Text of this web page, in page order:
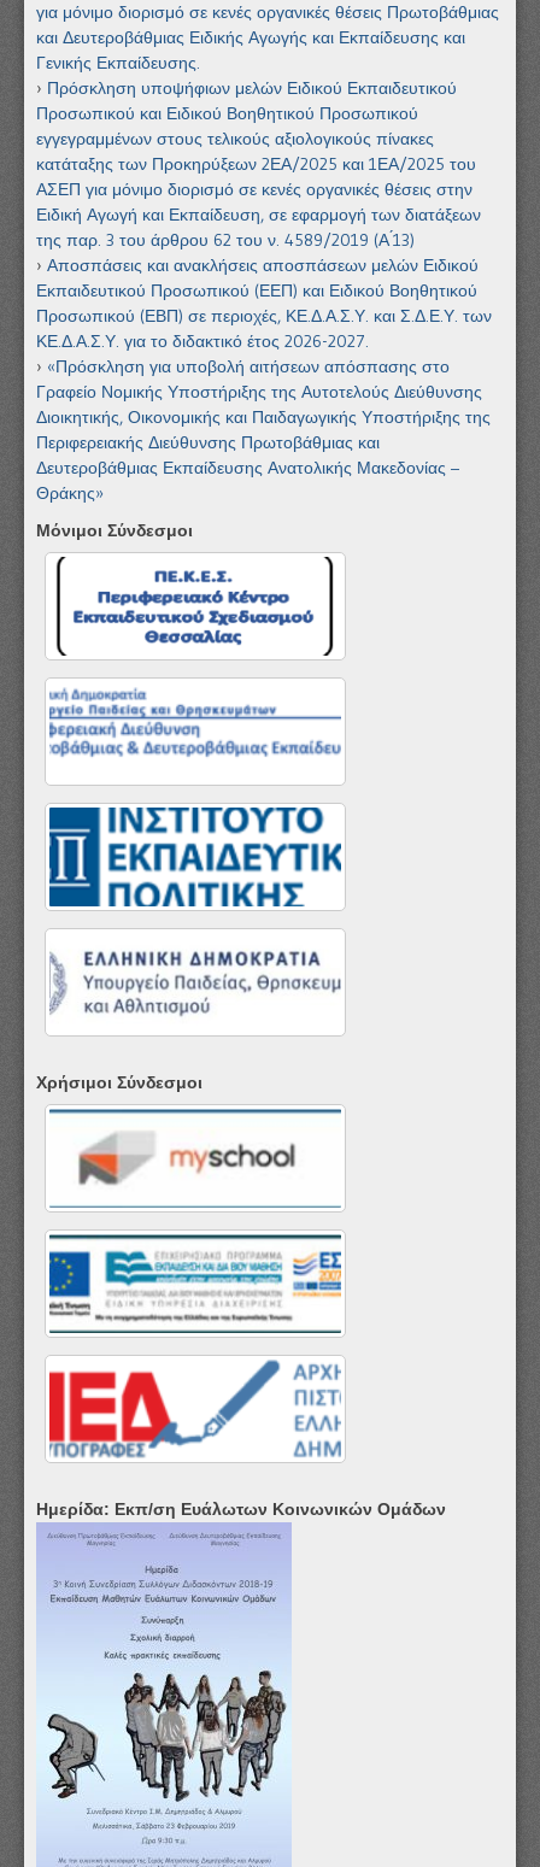
για μόνιμο διορισμό σε κενές οργανικές θέσεις Πρωτοβάθμιας
και Δευτεροβάθμιας Ειδικής Αγωγής και Εκπαίδευσης και
Γενικής Εκπαίδευσης.
Πρόσκληση υποψήφιων μελών Ειδικού Εκπαιδευτικού
Προσωπικού και Ειδικού Βοηθητικού Προσωπικού
εγγεγραμμένων στους τελικούς αξιολογικούς πίνακες
κατάταξης των Προκηρύξεων 2ΕΑ/2025 και 1ΕΑ/2025 του
ΑΣΕΠ για μόνιμο διορισμό σε κενές οργανικές θέσεις στην
Ειδική Αγωγή και Εκπαίδευση, σε εφαρμογή των διατάξεων
της παρ. 3 του άρθρου 62 του ν. 4589/2019 (Α ́13)
Αποσπάσεις και ανακλήσεις αποσπάσεων μελών Ειδικού
Εκπαιδευτικού Προσωπικού (ΕΕΠ) και Ειδικού Βοηθητικού
Προσωπικού (ΕΒΠ) σε περιοχές, ΚΕ.Δ.Α.Σ.Υ. και Σ.Δ.Ε.Υ. των
ΚΕ.Δ.Α.Σ.Υ. για το διδακτικό έτος 2026-2027.
«Πρόσκληση για υποβολή αιτήσεων απόσπασης στο
Γραφείο Νομικής Υποστήριξης της Αυτοτελούς Διεύθυνσης
Διοικητικής, Οικονομικής και Παιδαγωγικής Υποστήριξης της
Περιφερειακής Διεύθυνσης Πρωτοβάθμιας και
Δευτεροβάθμιας Εκπαίδευσης Ανατολικής Μακεδονίας –
Θράκης»
Μόνιμοι Σύνδεσμοι
Χρήσιμοι Σύνδεσμοι
Ημερίδα: Εκπ/ση Ευάλωτων Κοινωνικών Ομάδων